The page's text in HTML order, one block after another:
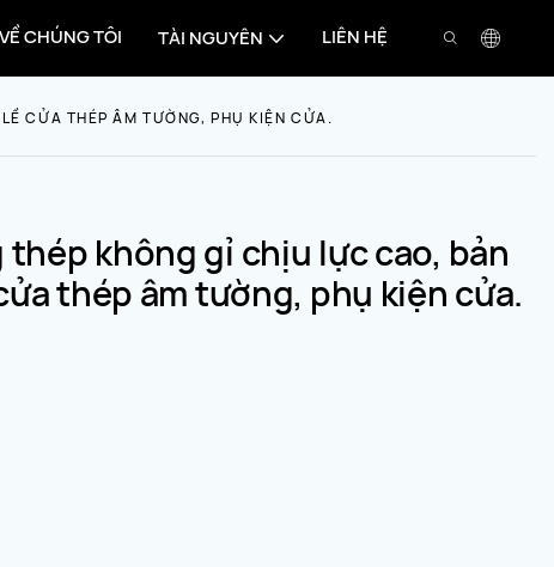
VỀ CHÚNG TÔI TÀI NGUYÊN LIÊN HỆ
CỬA THÉP ÂM TƯỜNG, PHỤ KIỆN CỬA.
thép không gỉ chịu lực cao, bản
thép âm tường, phụ kiện cửa.